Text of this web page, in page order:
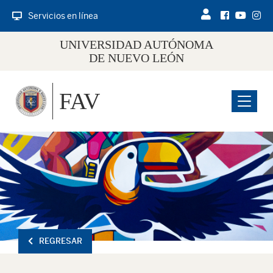
Servicios en línea
UNIVERSIDAD AUTÓNOMA
DE NUEVO LEÓN
Menu
FAV
REGRESAR